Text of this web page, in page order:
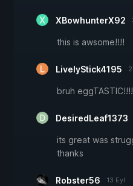
XBowhunterX92
this is awsome!!!!
LivelyStick4195
bruh
DesiredLeaf1373
its great was
thanks
Robster56 13 Eyl